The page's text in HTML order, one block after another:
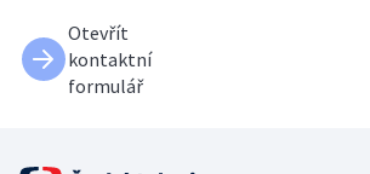
Otevřít
kontaktní
formulář